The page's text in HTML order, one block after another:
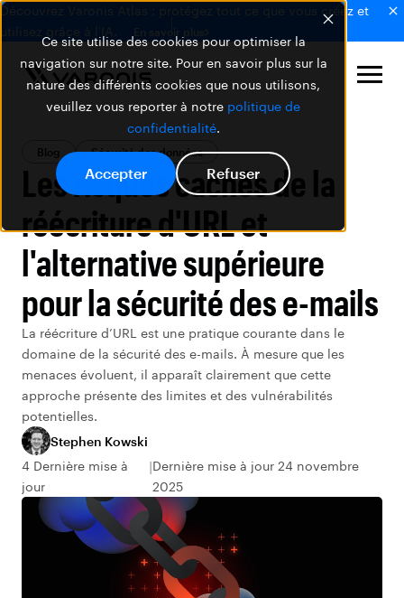
Ce site utilise des cookies pour optimiser la
navigation sur notre site. Pour en savoir plus sur la
nature des différents cookies que nous utilisons,
veuillez vous reporter à notre politique de
confidentialité.
Accepter Refuser
Découvrez Varonis Atlas : protégez tout ce que vous créez et
utilisez grâce à l'IA.
En savoir plus
Blog Sécurité des données
Les risques cachés de la
réécriture d'URL et
l'alternative supérieure
pour la sécurité des e-mails
La réécriture d’URL est une pratique courante dans le
domaine de la sécurité des e-mails. À mesure que les
menaces évoluent, il apparaît clairement que cette
approche présente des limites et des vulnérabilités
potentielles.
Stephen Kowski
4 Dernière mise à
jour
Dernière mise à jour 24 novembre
2025